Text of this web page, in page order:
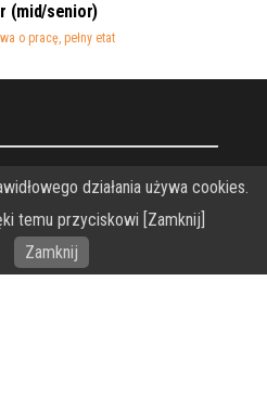
(mid/senior)
o pracę, pełny etat
stron www WordPress
działania używa cookies.
temu przyciskowi [Zamknij]
Zamknij